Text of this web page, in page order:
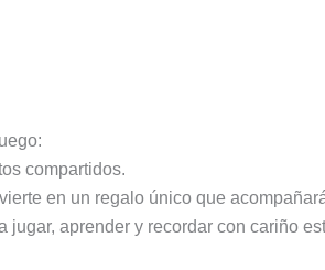
compartidos.
en un regalo único que
aprender y recordar con cariño